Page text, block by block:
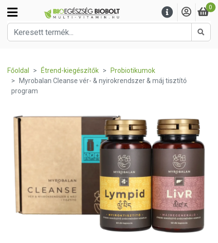
0
Főoldal Étrend-kiegészítők
Probiotikumok
Myrobalan Cleanse vér- & nyirokrendszer & máj tisztító
program